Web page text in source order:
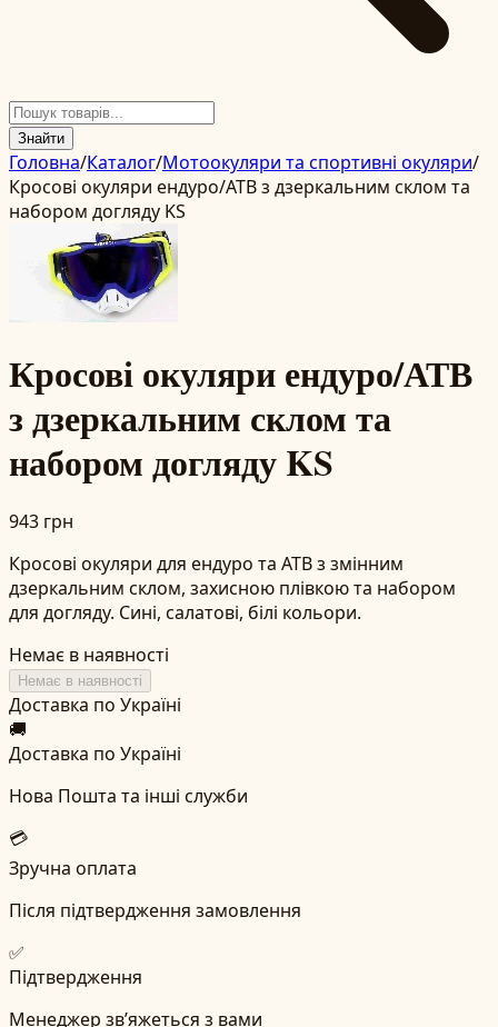
Знайти
Головна/Каталог/Мотоокуляри та спортивні окуляри/
Кросові окуляри ендуро/АТВ з дзеркальним склом та
набором догляду KS
Кросові окуляри ендуро/АТВ
з дзеркальним склом та
набором догляду KS
943 грн
Кросові окуляри для ендуро та АТВ з змінним
дзеркальним склом, захисною плівкою та набором
для догляду. Сині, салатові, білі кольори.
Немає в наявності
Немає в наявності
Доставка по Україні
🚚
Доставка по Україні
Нова Пошта та інші служби
💳
Зручна оплата
Після підтвердження замовлення
✅
Підтвердження
Менеджер зв’яжеться з вами